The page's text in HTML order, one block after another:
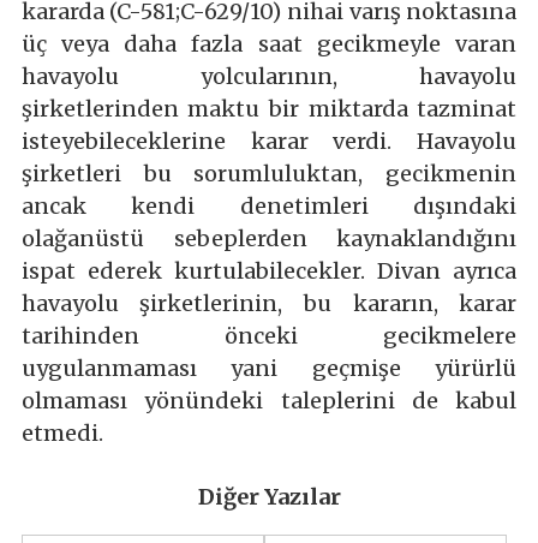
kararda (C-581;C-629/10) nihai varış noktasına
üç veya daha fazla saat gecikmeyle varan
havayolu yolcularının, havayolu
şirketlerinden maktu bir miktarda tazminat
isteyebileceklerine karar verdi. Havayolu
şirketleri bu sorumluluktan, gecikmenin
ancak kendi denetimleri dışındaki
olağanüstü sebeplerden kaynaklandığını
ispat ederek kurtulabilecekler. Divan ayrıca
havayolu şirketlerinin, bu kararın, karar
tarihinden önceki gecikmelere
uygulanmaması yani geçmişe yürürlü
olmaması yönündeki taleplerini de kabul
etmedi.
Diğer Yazılar